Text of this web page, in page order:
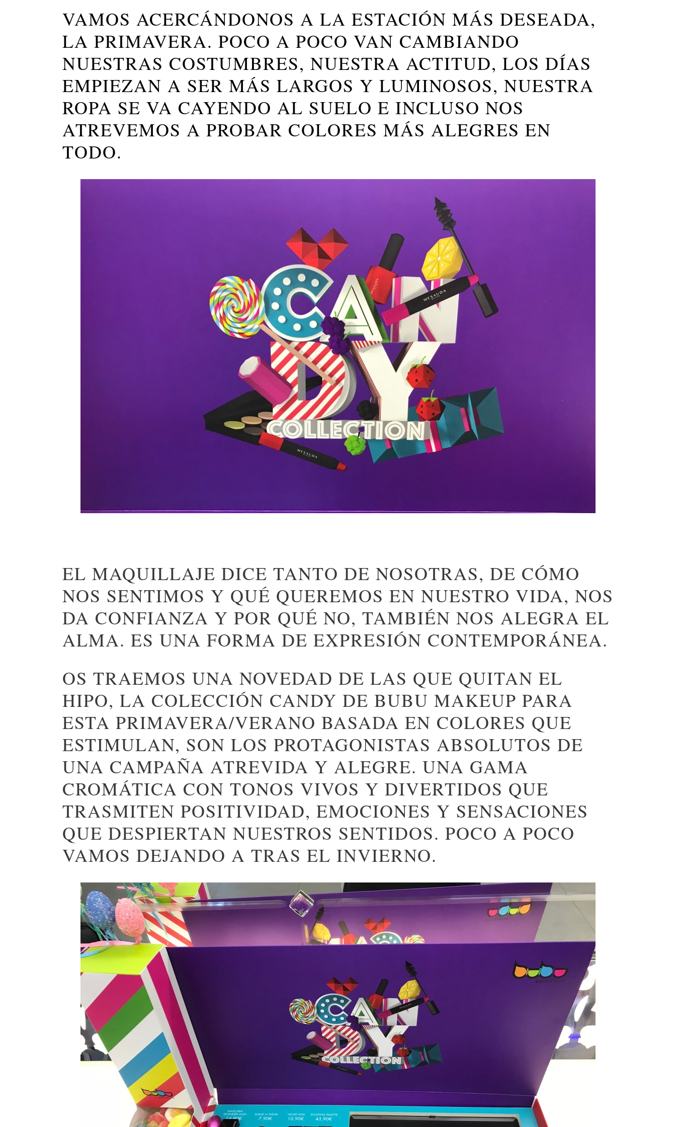
VAMOS ACERCÁNDONOS A LA ESTACIÓN MÁS DESEADA,
LA PRIMAVERA. POCO A POCO VAN CAMBIANDO
NUESTRAS COSTUMBRES, NUESTRA ACTITUD, LOS DÍAS
EMPIEZAN A SER MÁS LARGOS Y LUMINOSOS, NUESTRA
ROPA SE VA CAYENDO AL SUELO E INCLUSO NOS
ATREVEMOS A PROBAR COLORES MÁS ALEGRES EN
TODO.
EL MAQUILLAJE DICE TANTO DE NOSOTRAS, DE CÓMO
NOS SENTIMOS Y QUÉ QUEREMOS EN NUESTRO VIDA, NOS
DA CONFIANZA Y POR QUÉ NO, TAMBIÉN NOS ALEGRA EL
ALMA. ES UNA FORMA DE EXPRESIÓN CONTEMPORÁNEA.
OS TRAEMOS UNA NOVEDAD DE LAS QUE QUITAN EL
HIPO, LA COLECCIÓN CANDY DE BUBU MAKEUP PARA
ESTA PRIMAVERA/VERANO BASADA EN COLORES QUE
ESTIMULAN, SON LOS PROTAGONISTAS ABSOLUTOS DE
UNA CAMPAÑA ATREVIDA Y ALEGRE. UNA GAMA
CROMÁTICA CON TONOS VIVOS Y DIVERTIDOS QUE
TRASMITEN POSITIVIDAD, EMOCIONES Y SENSACIONES
QUE DESPIERTAN NUESTROS SENTIDOS. POCO A POCO
VAMOS DEJANDO A TRAS EL INVIERNO.